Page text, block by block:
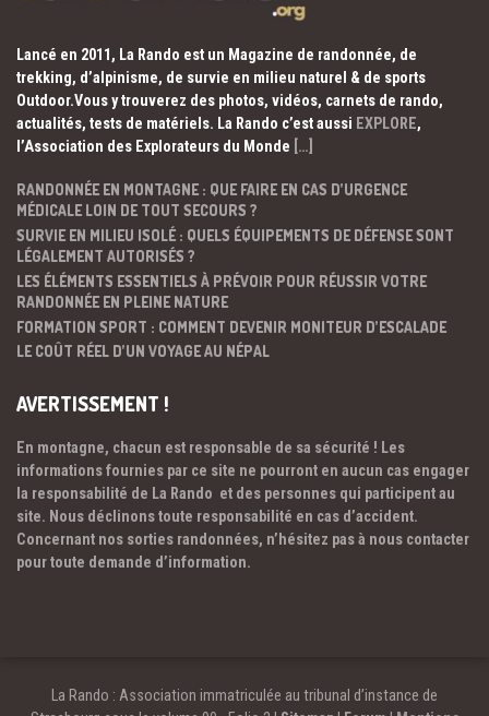
Lancé en 2011, La Rando est un Magazine de randonnée, de
trekking, d’alpinisme, de survie en milieu naturel & de sports
Outdoor.Vous y trouverez des photos, vidéos, carnets de rando,
actualités, tests de matériels. La Rando c’est aussi EXPLORE,
l’Association des Explorateurs du Monde […]
RANDONNÉE EN MONTAGNE : QUE FAIRE EN CAS D’URGENCE
MÉDICALE LOIN DE TOUT SECOURS ?
SURVIE EN MILIEU ISOLÉ : QUELS ÉQUIPEMENTS DE DÉFENSE SONT
LÉGALEMENT AUTORISÉS ?
LES ÉLÉMENTS ESSENTIELS À PRÉVOIR POUR RÉUSSIR VOTRE
RANDONNÉE EN PLEINE NATURE
FORMATION SPORT : COMMENT DEVENIR MONITEUR D’ESCALADE
LE COÛT RÉEL D’UN VOYAGE AU NÉPAL
AVERTISSEMENT !
En montagne, chacun est responsable de sa sécurité ! Les
informations fournies par ce site ne pourront en aucun cas engager
la responsabilité de La Rando et des personnes qui participent au
site. Nous déclinons toute responsabilité en cas d’accident.
Concernant nos sorties randonnées, n’hésitez pas à nous contacter
pour toute demande d’information.
La Rando : Association immatriculée au tribunal d’instance de